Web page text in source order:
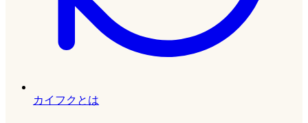
カイフクとは